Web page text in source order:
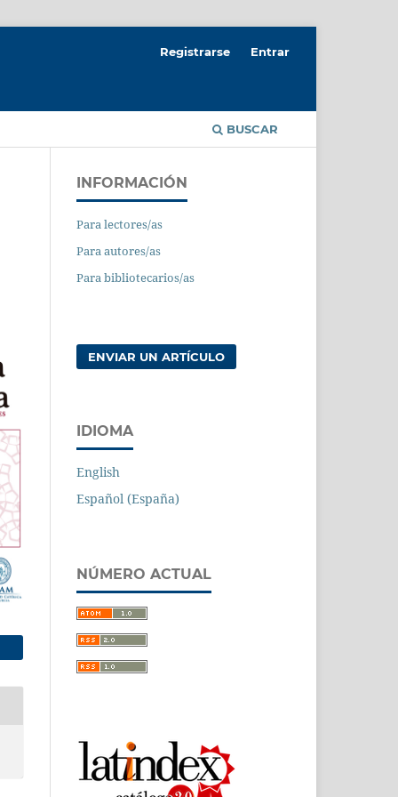
BUSCAR
Registrarse Entrar
INFORMACIÓN
Para lectores/as
Para autores/as
Para bibliotecarios/as
ENVIAR UN ARTÍCULO
IDIOMA
English
Español (España)
NÚMERO ACTUAL